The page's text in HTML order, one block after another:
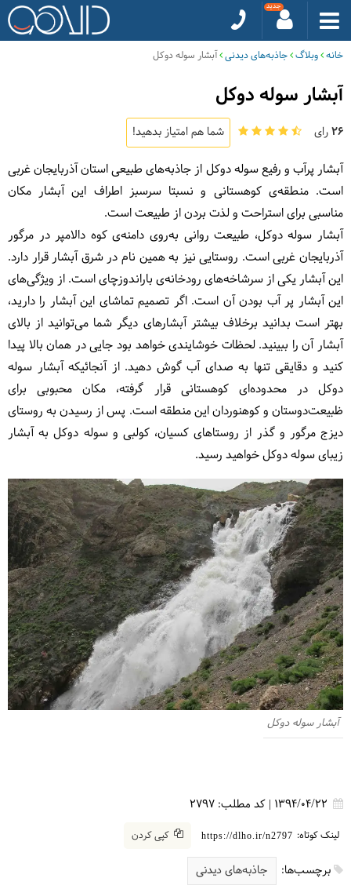
خانه وبلاگ جاذبه‌های دیدنی آبشار سوله دوکل
آبشار سوله دوکل
26رای شما هم امتیاز بدهید!
آبشار پرآب و رفیع سوله دوکل از جاذبه‌های طبیعی استان آذربایجان غربی
است. منطقه‌ی کوهستانی و نسبتا سرسبز اطراف این آبشار مکان
مناسبی برای استراحت و لذت بردن از طبیعت است.
آبشار سوله دوکل، طبیعت روانی به‌روی دامنه‌ی کوه دالامپر در مرگور
آذربایجان غربی است. روستایی نیز به همین نام در شرق آبشار قرار دارد.
این آبشار یکی از سرشاخه‌های رودخانه‌ی باراندوزچای است. از ویژگی‌های
این آبشار پر آب بودن آن است. اگر تصمیم تماشای این آبشار را دارید،
بهتر است بدانید برخلاف بیشتر آبشارهای دیگر شما می‌توانید از بالای
آبشار آن را ببینید. لحظات خوشایندی خواهد بود جایی در همان بالا پیدا
کنید و دقایقی تنها به صدای آب گوش دهید. از آنجائیکه آبشار سوله
دوکل در محدوده‌ای کوهستانی قرار گرفته، مکان محبوبی برای
ظبیعت‌دوستان و کوهنوردان این منطقه است. پس از رسیدن به روستای
دیزج مرگور و گذر از روستاهای کسیان، کولبی و سوله دوکل به آبشار
زیبای سوله دوکل خواهید رسید.
آبشار سوله دوکل
1394/04/22
| کد مطلب: 2797
لینک کوتاه: https://dlho.ir/n2797 کپی کردن
برچسب‌ها: جاذبه‌های دیدنی